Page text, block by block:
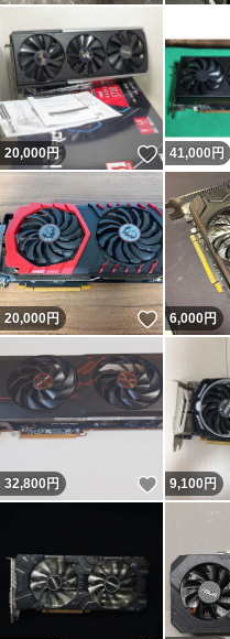
20,000円 いいね！
41,000 円
20,000円 いいね！
6,000円
32,800円 いいね！
9,100 円